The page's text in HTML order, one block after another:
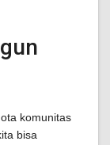
komunitas
bisa